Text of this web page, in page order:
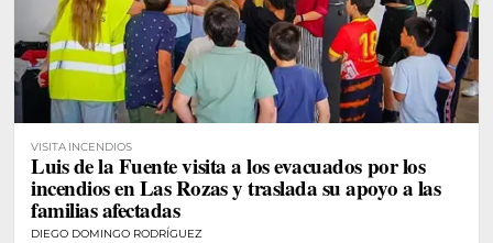
VISITA INCENDIOS
Luis de la Fuente visita a los evacuados por los
incendios en Las Rozas y traslada su apoyo a las
familias afectadas
DIEGO DOMINGO RODRÍGUEZ